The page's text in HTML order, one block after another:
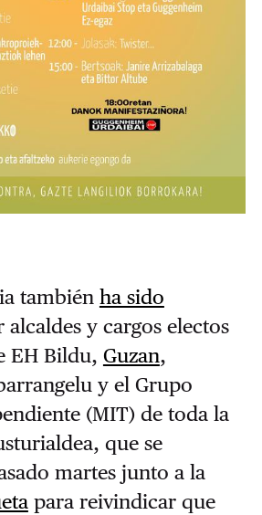
también ha sido
y cargos electos
EH Bildu, Guzan,
y el Grupo
(MIT) de toda la
que se
martes junto a la
para reivindicar que